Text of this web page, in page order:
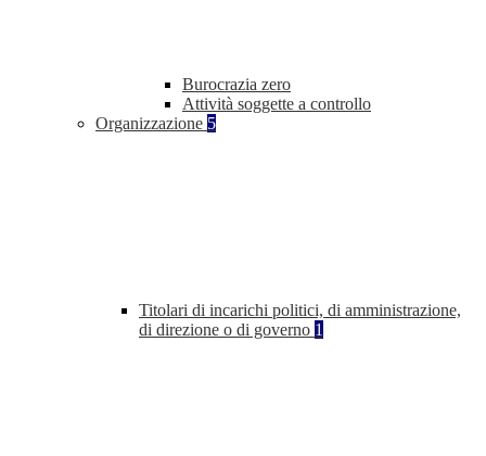
Burocrazia zero
Attività soggette a controllo
Organizzazione 5
Titolari di incarichi politici, di amministrazione,
di direzione o di governo 1